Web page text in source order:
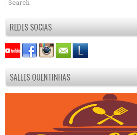
REDES SOCIAS
SALLES QUENTINHAS